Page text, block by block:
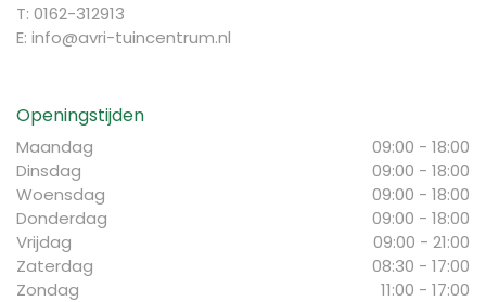
T: 0162-312913
E: info@avri-tuincentrum.nl
Openingstijden
Maandag
09:00 - 18:00
Dinsdag
09:00 - 18:00
Woensdag
09:00 - 18:00
Donderdag
09:00 - 18:00
Vrijdag
09:00 - 21:00
Zaterdag
08:30 - 17:00
Zondag
11:00 - 17:00